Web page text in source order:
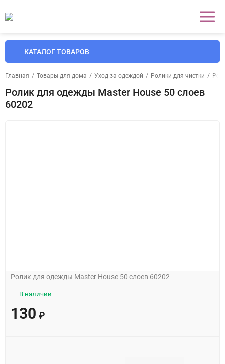
КАТАЛОГ ТОВАРОВ
Главная / Товары для дома / Уход за одеждой / Ролики для чистки /
Ролик для одежды Master House 50 слоев
60202
Ролик для одежды Master House 50 слоев 60202
В наличии
130 ₽